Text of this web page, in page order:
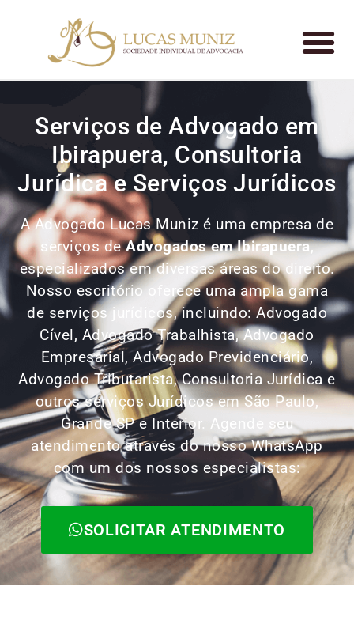
Serviços de Advogado em
Ibirapuera, Consultoria
Jurídica e Serviços Jurídicos
A Advogado Lucas Muniz é uma empresa de
serviços deAdvogadosem Ibirapuera,
especializados em diversas áreas do direito.
Nosso escritório oferece uma ampla gama
de serviços jurídicos, incluindo: Advogado
Cível, Advogado Trabalhista, Advogado
Empresarial, Advogado Previdenciário,
Advogado Tributarista, Consultoria Jurídica e
outros serviços Jurídicos em São Paulo,
Grande SP e Interior. Agende seu
atendimento através do nosso WhatsApp
com um dos nossos especialistas:
SOLICITAR ATENDIMENTO